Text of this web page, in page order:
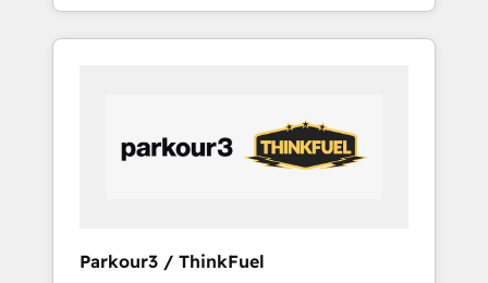
ecosystem as a reliable partner capable of
delivering remarkable experiences for our
agents and AI-ready Website Design With
over 15 years of experience, we help
through smart automation, data hygiene, and
tailored HubSpot solutions. Our clients
choose us because we blend the expertise of
Our Services: HubSpot implementations &
Parkour3 / ThinkFuel